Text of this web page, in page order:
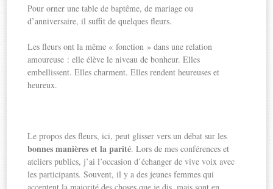
Pour orner une table de baptême, de mariage ou
d’anniversaire, il suffit de quelques fleurs.
Les fleurs ont la même « fonction » dans une relation
amoureuse : elle élève le niveau de bonheur. Elles
embellissent. Elles charment. Elles rendent heureuses et
heureux.
Le propos des fleurs, ici, peut glisser vers un débat sur les
bonnes manières et la parité. Lors de mes conférences et
ateliers publics, j’ai l’occasion d’échanger de vive voix avec
les participants. Souvent, il y a des jeunes femmes qui